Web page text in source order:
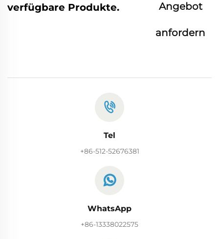
verfügbare Produkte.
Angebot
anfordern
Tel
+86-512-52676381
WhatsApp
+86-13338022575